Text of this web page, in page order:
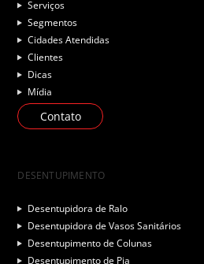
Serviços
Segmentos
Cidades Atendidas
Clientes
Dicas
Mídia
Contato
DESENTUPIMENTO
Desentupidora de Ralo
Desentupidora de Vasos Sanitários
Desentupimento de Colunas
Desentupimento de Pia